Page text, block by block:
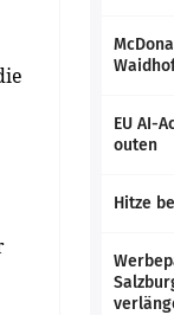
EU AI-
outen
Hitze